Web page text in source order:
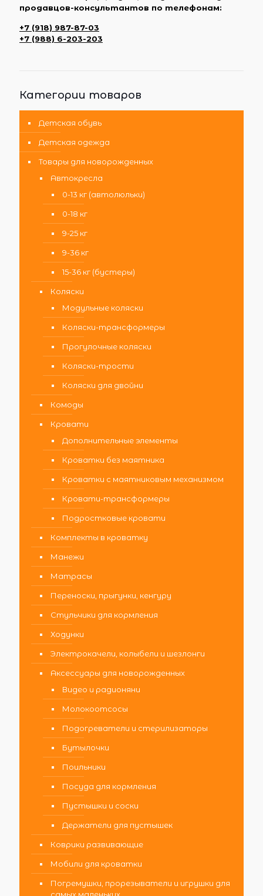
продавцов-консультантов по телефонам:
+7 (918) 987-87-03
+7 (988) 6-203-203
Категории товаров
Детская обувь
Детская одежда
Товары для новорожденных
Автокресла
0-13 кг (автолюльки)
0-18 кг
9-25 кг
9-36 кг
15-36 кг (бустеры)
Коляски
Модульные коляски
Коляски-трансформеры
Прогулочные коляски
Коляски-трости
Коляски для двойни
Комоды
Кровати
Дополнительные элементы
Кроватки без маятника
Кроватки с маятниковым механизмом
Кровати-трансформеры
Подростковые кровати
Комплекты в кроватку
Манежи
Матрасы
Переноски, прыгунки, кенгуру
Стульчики для кормления
Ходунки
Электрокачели, колыбели и шезлонги
Аксессуары для новорожденных
Видео и радионяни
Молокоотсосы
Подогреватели и стерилизаторы
Бутылочки
Поильники
Посуда для кормления
Пустышки и соски
Держатели для пустышек
Коврики развивающие
Мобили для кроватки
Погремушки, прорезыватели и игрушки для
самых маленьких